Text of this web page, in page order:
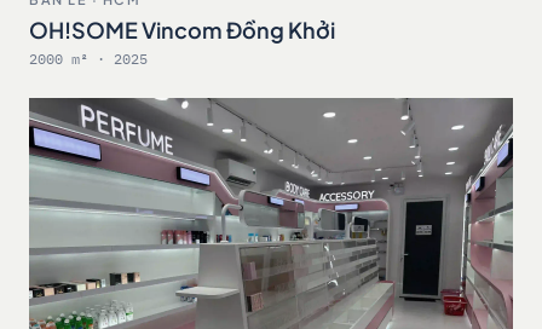
OH!SOME Vincom Đồng Khởi
2000 m² · 2025